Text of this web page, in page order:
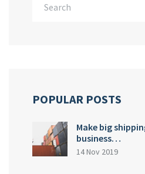
POPULAR POSTS
Make big
business…
14 Nov 2019